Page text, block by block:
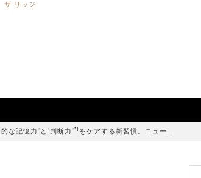
ザ リッジ
な記憶力”と“判断力”*1 をケアする新習慣。ニュー…